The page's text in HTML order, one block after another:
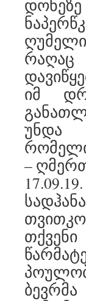
რაღაც
იმ
უნდა
–
17.09.19.